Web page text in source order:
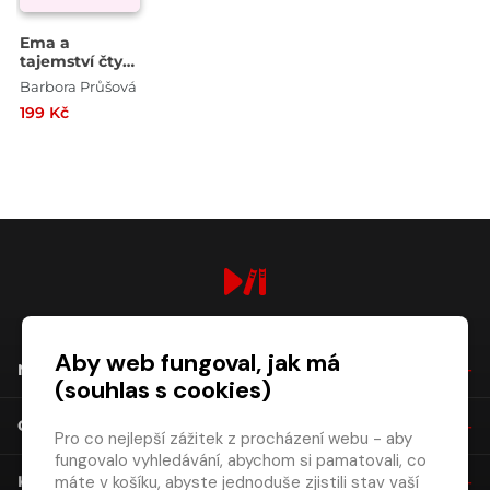
Ema a
tajemství čtyř
přátel
Barbora Průšová
199 Kč
NÁKUP
O SPOLEČNOSTI
KONTAKT
Aby web fungoval, jak má
(souhlas s cookies)
Pro co nejlepší zážitek z procházení webu - aby
fungovalo vyhledávání, abychom si pamatovali, co
máte v košíku, abyste jednoduše zjistili stav vaší